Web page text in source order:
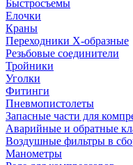
Быстросъемы
Елочки
Краны
Переходники Х-образные
Резьбовые соединители
Тройники
Уголки
Фитинги
Пневмопистолеты
Запасные части для
Аварийные и обратные
Воздушные фильтры в
Манометры